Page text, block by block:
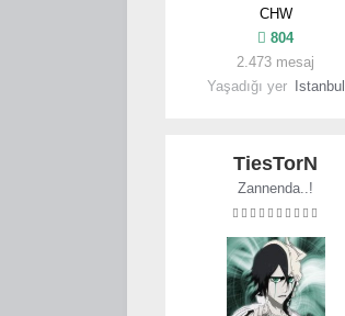
CHW
804
2.473 mesaj
Yaşadığı yer Istanbul
TiesTorN
Zannenda..!